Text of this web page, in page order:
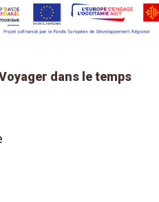
dans le temps